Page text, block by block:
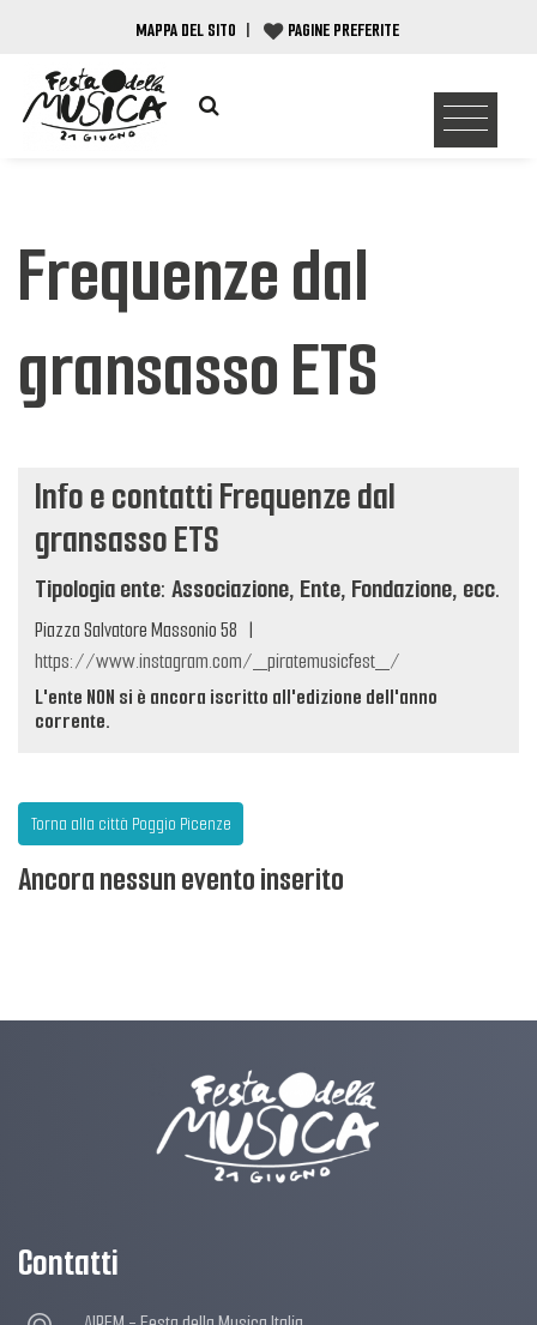
MAPPA DEL SITO | PAGINE PREFERITE
Frequenze dal
gransasso ETS
Info e contatti Frequenze dal
gransasso ETS
Tipologia ente: Associazione, Ente, Fondazione, ecc.
Piazza Salvatore Massonio 58 |
https://www.instagram.com/_piratemusicfest_/
L'ente NON si è ancora iscritto all'edizione dell'anno
corrente.
Torna alla città Poggio Picenze
Ancora nessun evento inserito
Contatti